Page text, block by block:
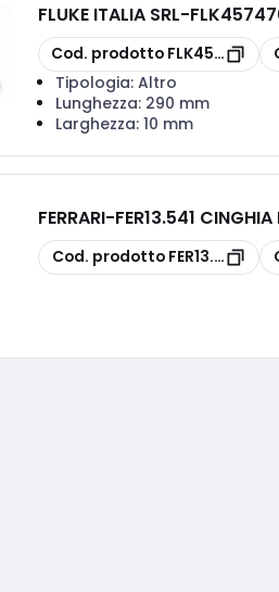
FLUKE ITALIA SRL-
copia
Cod. prodotto FLK4574703
Tipologia: Altro
Lunghezza: 290 mm
Larghezza: 10 mm
FERRARI-FER13.541
copia
Cod. prodotto FER13.541